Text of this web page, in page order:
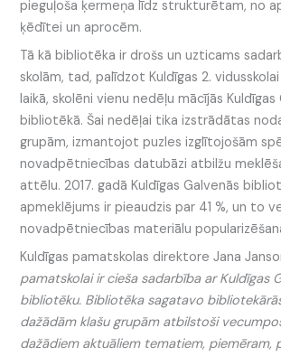
pieguļoša ķermeņa līdz strukturētam, no
ķēdītei un aprocēm.
Tā kā bibliotēka ir drošs un uzticams
skolām, tad, palīdzot Kuldīgas 2.
laikā, skolēni vienu nedēļu mācījās Kuldīgas
bibliotēkā. Šai nedēļai tika izstrādātas
grupām, izmantojot puzles izglītojošām
novadpētniecības datubāzi atbilžu
attēlu. 2017. gadā Kuldīgas Galvenās
apmeklējums ir pieaudzis par 41 %, un to
novadpētniecības materiālu
Kuldīgas pamatskolas direktore Jana
pamatskolai ir cieša sadarbība ar Kuldīgas
bibliotēku. Bibliotēka sagatavo
dažādām klašu grupām atbilstoši
dažādiem aktuāliem tematiem, piemēram,